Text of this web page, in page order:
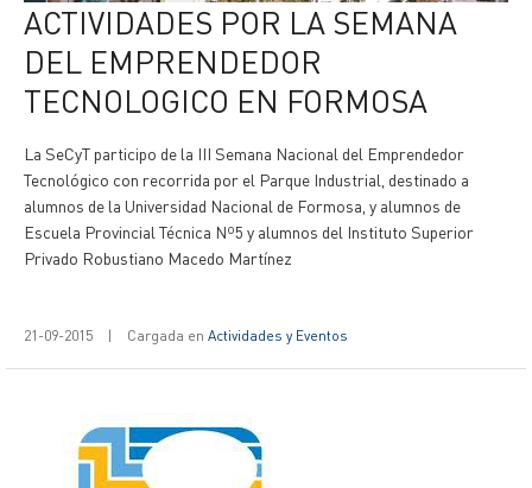
ACTIVIDADES POR LA SEMANA
DEL EMPRENDEDOR
TECNOLOGICO EN FORMOSA
La SeCyT participo de la III Semana Nacional del Emprendedor
Tecnológico con recorrida por el Parque Industrial, destinado a
alumnos de la Universidad Nacional de Formosa, y alumnos de
Escuela Provincial Técnica Nº5 y alumnos del Instituto Superior
Privado Robustiano Macedo Martínez
21-09-2015 | Cargada en Actividades y Eventos